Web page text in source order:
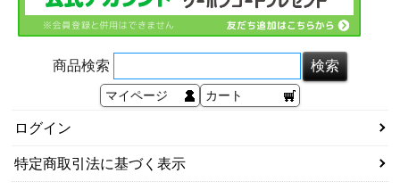
商品検索
マイページ カート
ログイン
特定商取引法に基づく表示